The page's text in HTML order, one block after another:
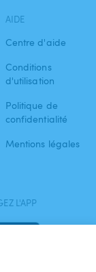
AIDE
Centre d'aide
Conditions
d'utilisation
Politique de
confidentialité
Mentions légales
L'APP